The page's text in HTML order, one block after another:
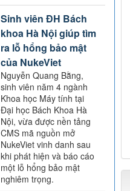
Sinh viên ĐH Bách
khoa Hà Nội giúp tìm
ra lỗ hổng bảo mật
của NukeViet
Nguyễn Quang Bằng,
sinh viên năm 4 ngành
Khoa học Máy tính tại
Đại học Bách Khoa Hà
Nội, vừa được nền tảng
CMS mã nguồn mở
NukeViet vinh danh sau
khi phát hiện và báo cáo
một lỗ hổng bảo mật
nghiêm trọng.